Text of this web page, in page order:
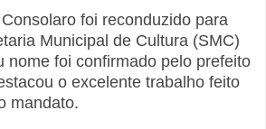
foi reconduzido para
Municipal de Cultura (SMC)
nome foi confirmado pelo prefeito
o excelente trabalho feito
mandato.